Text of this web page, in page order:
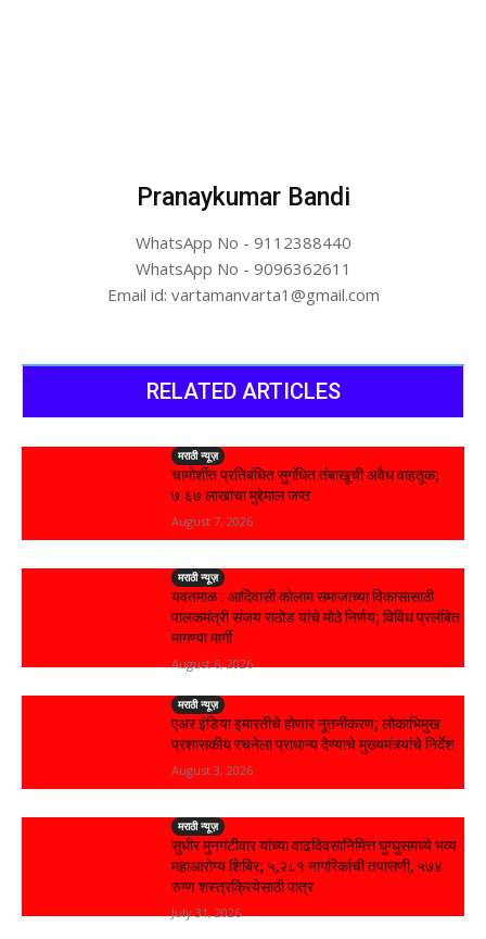
Pranaykumar Bandi
WhatsApp No - 9112388440
WhatsApp No - 9096362611
Email id: vartamanvarta1@gmail.com
RELATED ARTICLES
मराठी न्यूज़
चामोर्शीत प्रतिबंधित सुगंधित तंबाखूची अवैध वाहतूक;
₹७.६७ लाखांचा मुद्देमाल जप्त
August 7, 2026
मराठी न्यूज़
यवतमाळ : आदिवासी कोलाम समाजाच्या विकासासाठी
पालकमंत्री संजय राठोड यांचे मोठे निर्णय; विविध प्रलंबित
मागण्या मार्गी
August 6, 2026
मराठी न्यूज़
एअर इंडिया इमारतीचे होणार नूतनीकरण; लोकाभिमुख
प्रशासकीय रचनेला प्राधान्य देण्याचे मुख्यमंत्र्यांचे निर्देश
August 3, 2026
मराठी न्यूज़
सुधीर मुनगंटीवार यांच्या वाढदिवसानिमित्त घुग्घुसमध्ये भव्य
महाआरोग्य शिबिर; ५,२८१ नागरिकांची तपासणी, ५७४
रुग्ण शस्त्रक्रियेसाठी पात्र
July 31, 2026